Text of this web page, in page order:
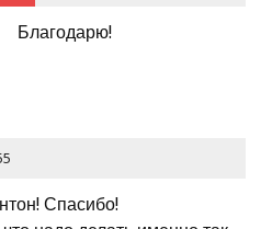
Благодарю!
Спасибо!